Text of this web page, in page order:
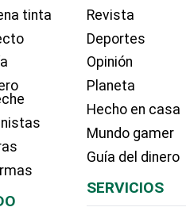
tinta
Revista
Deportes
Opinión
Planeta
Hecho en casa
Mundo gamer
Guía del dinero
SERVICIOS